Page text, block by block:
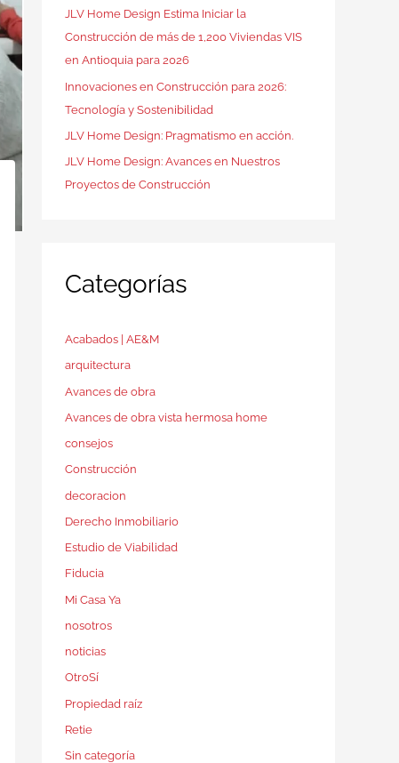
JLV Home Design Estima Iniciar la
Construcción de más de 1,200 Viviendas VIS
en Antioquia para 2026
Innovaciones en Construcción para 2026:
Tecnología y Sostenibilidad
JLV Home Design: Pragmatismo en acción.
JLV Home Design: Avances en Nuestros
Proyectos de Construcción
Categorías
Acabados | AE&M
arquitectura
Avances de obra
Avances de obra vista hermosa home
consejos
Construcción
decoracion
Derecho Inmobiliario
Estudio de Viabilidad
Fiducia
Mi Casa Ya
nosotros
noticias
OtroSí
Propiedad raíz
Retie
Sin categoría